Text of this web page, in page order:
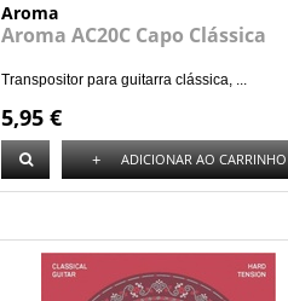
Aroma
Aroma AC20C Capo Clássica
Transpositor para guitarra clássica, ...
5,95 €
+ ADICIONAR AO CARRINHO